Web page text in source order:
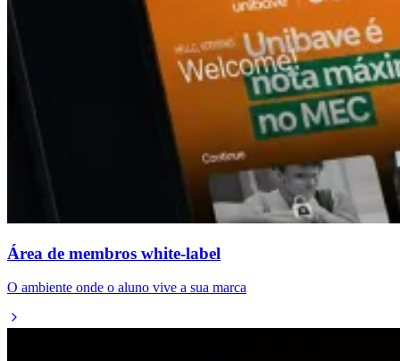
Área de membros white-label
O ambiente onde o aluno vive a sua marca